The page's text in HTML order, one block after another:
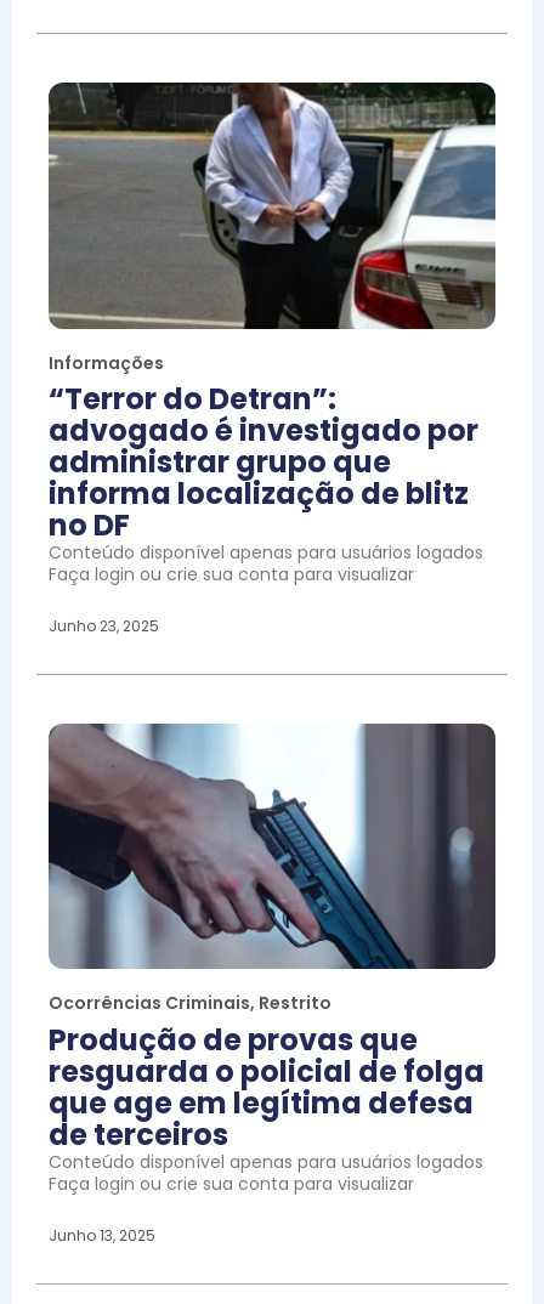
Informações
“Terror do Detran”:
advogado é investigado por
administrar grupo que
informa localização de blitz
no DF
Conteúdo disponível apenas para usuários logados
Faça login ou crie sua conta para visualizar
Junho 23, 2025
Ocorrências Criminais, Restrito
Produção de provas que
resguarda o policial de folga
que age em legítima defesa
de terceiros
Conteúdo disponível apenas para usuários logados
Faça login ou crie sua conta para visualizar
Junho 13, 2025